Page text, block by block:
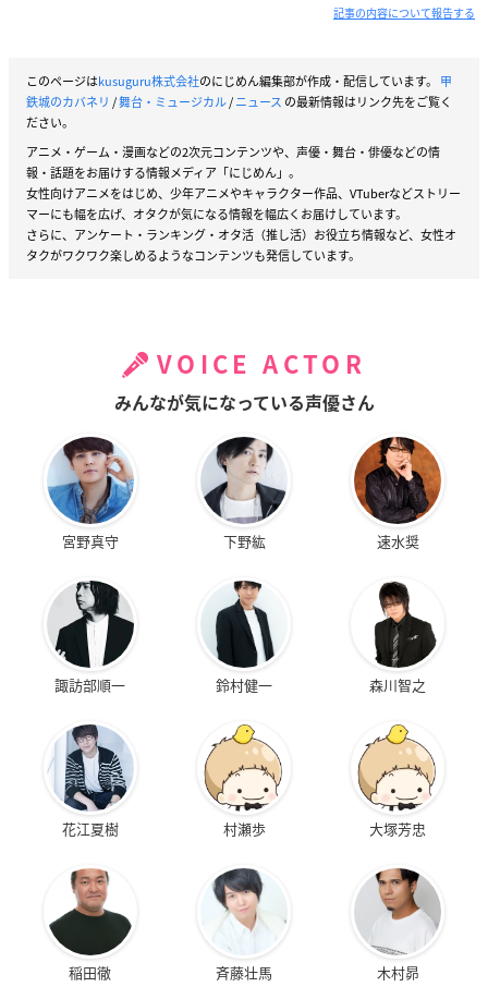
記事の内容について報告する
このページはkusuguru株式会社のにじめん編集部が作成・配信しています。 甲
鉄城のカバネリ /舞台・ミュージカル/ニュース の最新情報はリンク先をご覧く
ださい。
アニメ・ゲーム・漫画などの2次元コンテンツや、声優・舞台・俳優などの情
報・話題をお届けする情報メディア「にじめん」。
女性向けアニメをはじめ、少年アニメやキャラクター作品、VTuberなどストリー
マーにも幅を広げ、オタクが気になる情報を幅広くお届けしています。
さらに、アンケート・ランキング・オタ活（推し活）お役立ち情報など、女性オ
タクがワクワク楽しめるようなコンテンツも発信しています。
VOICE ACTOR
みんなが気になっている声優さん
宮野真守 下野紘 速水奨
諏訪部順一 鈴村健一 森川智之
花江夏樹 村瀬歩 大塚芳忠
稲田徹 斉藤壮馬 木村昴